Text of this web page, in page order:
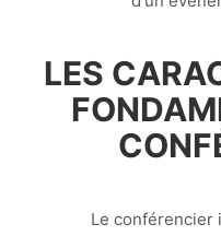
LES
Le conférencier